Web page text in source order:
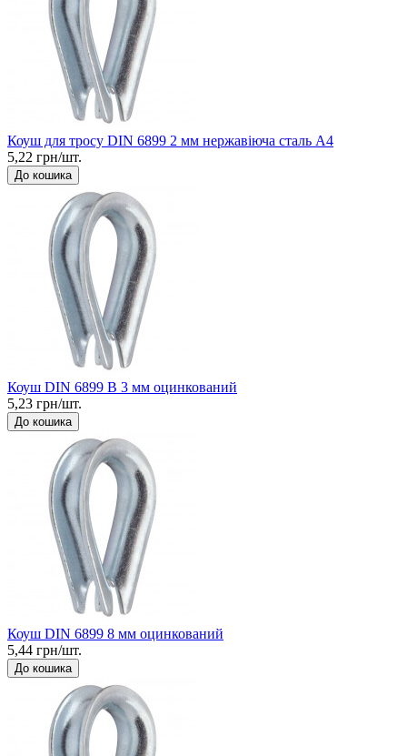
Коуш для тросу DIN 6899 2 мм нержавіюча сталь А4
5,22 грн/шт.
До кошика
Коуш DIN 6899 B 3 мм оцинкований
5,23 грн/шт.
До кошика
Коуш DIN 6899 8 мм оцинкований
5,44 грн/шт.
До кошика